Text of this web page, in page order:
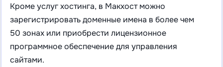
Кроме услуг хостинга, в Макхост можно
зарегистрировать доменные имена в более чем
50 зонах или приобрести лицензионное
программное обеспечение для управления
сайтами.